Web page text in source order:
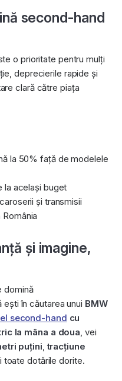
second-hand
o prioritate pentru mulți
deprecierile rapide și
clară către piața
la 50% față de modelele
la același buget
și transmisii
și imagine,
domină
ești în căutarea unui BMW
second-hand cu
la mâna a doua , vei
puțini ,tracțiune
toate dotările dorite.